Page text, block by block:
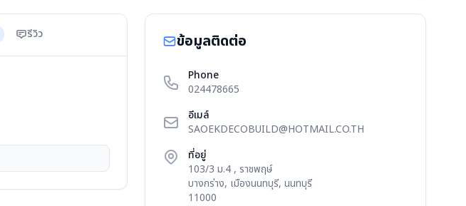
รีวิว ข้อมูลติดต่อ
Phone
024478665
อีเมล์
SAOEKDECOBUILD@HOTMAIL.CO.TH
ที่อยู่
103/3 ม.4 , ราชพฤษ์
บางกร่าง, เมืองนนทบุรี, นนทบุรี
11000